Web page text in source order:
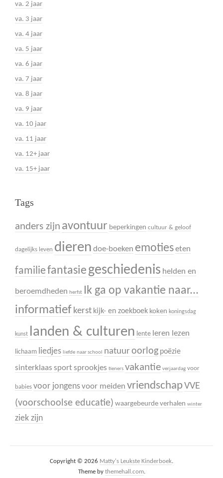
va. 2 jaar
va. 3 jaar
va. 4 jaar
va. 5 jaar
va. 6 jaar
va. 7 jaar
va. 8 jaar
va. 9 jaar
va. 10 jaar
va. 11 jaar
va. 12+ jaar
va. 15+ jaar
Tags
anders zijn avontuur beperkingen cultuur & geloof
dagelijks leven dieren doe-boeken emotieseten
familiefantasie geschiedenis helden en
beroemdheden herfst Ik ga op vakantie naar...
informatief kerst kijk- en zoekboek koken koningsdag
kunst landen & culturen lente leren lezen
lichaam liedjes liefde naar school natuur oorlog poëzie
sinterklaas sport sprookjes tieners vakantie verjaardag voor
babies voor jongensvoor meiden vriendschapVVE
(voorschoolse educatie) waargebeurde verhalen winter
ziek zijn
Copyright © 2026 Matty's Leukste Kinderboek.
Theme by themehall.com.